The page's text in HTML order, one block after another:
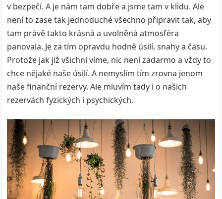
v bezpečí. A je nám tam dobře a jsme tam v klidu. Ale
není to zase tak jednoduché všechno připravit tak, aby
tam právě takto krásná a uvolněná atmosféra
panovala. Je za tím opravdu hodně úsilí, snahy a času.
Protože jak již všichni víme, nic není zadarmo a vždy to
chce nějaké naše úsilí. A nemyslím tím zrovna jenom
naše finanční rezervy. Ale mluvím tady i o našich
rezervách fyzických i psychických.